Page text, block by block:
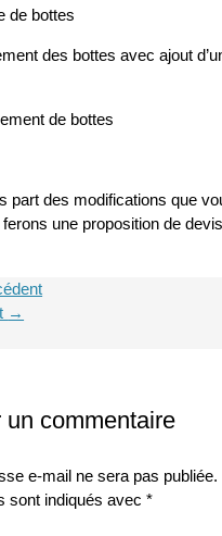
de bottes
des bottes avec ajout
de bottes
part des modifications que
une proposition de
→
un commentaire
e-mail ne sera pas publiée.
sont indiqués avec*